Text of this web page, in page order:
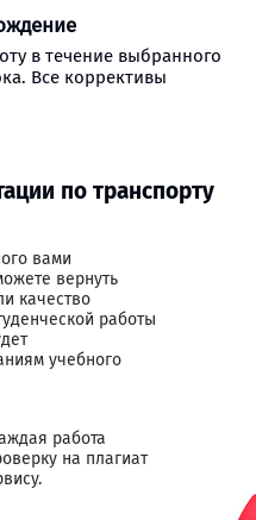
в течение выбранного
Все коррективы
по транспорту
вами
вернуть
качество
работы
учебного
работа
на плагиат